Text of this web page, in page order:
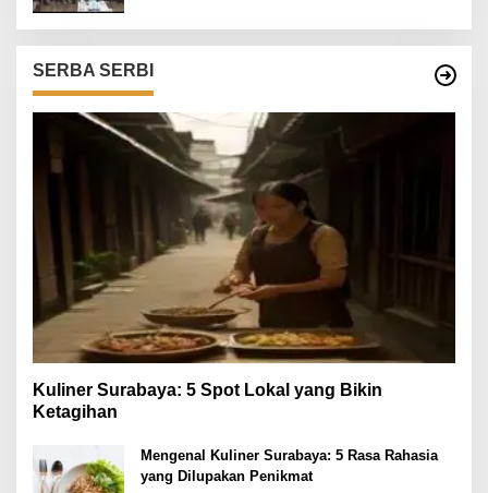
SERBA SERBI
Kuliner Surabaya: 5 Spot Lokal yang Bikin
Ketagihan
Mengenal Kuliner Surabaya: 5 Rasa Rahasia
yang Dilupakan Penikmat